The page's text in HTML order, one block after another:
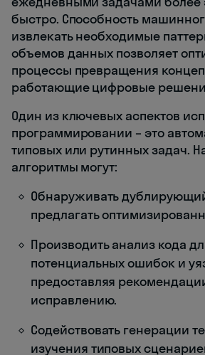
быстро. Способность
извлекать необходимые
объемов данных позволяет
процессы превращения
работающие цифровые
Один из ключевых аспектов
программировании – это
типовых или рутинных задач.
алгоритмы могут:
Обнаруживать
предлагать
Производить анализ кода
потенциальных ошибок и
предоставляя
исправлению.
Содействовать генерации
изучения типовых